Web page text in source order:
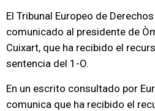
El Tribunal Europeo de
comunicado al presidente de
Cuixart, que ha recibido el
sentencia del 1-O.
En un escrito consultado por
comunica que ha recibido el